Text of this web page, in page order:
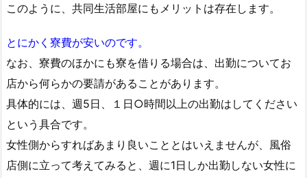
このように、共同生活部屋にもメリットは存在します。
とにかく寮費が安いのです。
なお、寮費のほかにも寮を借りる場合は、出勤についてお
店から何らかの要請があることがあります。
具体的には、週5日、１日○時間以上の出勤はしてください
という具合です。
女性側からすればあまり良いこととはいえませんが、風俗
店側に立って考えてみると、週に1日しか出勤しない女性に